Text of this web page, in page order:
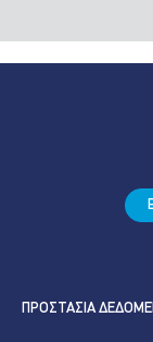
ΠΡΟΣΤΑΣΙΑ